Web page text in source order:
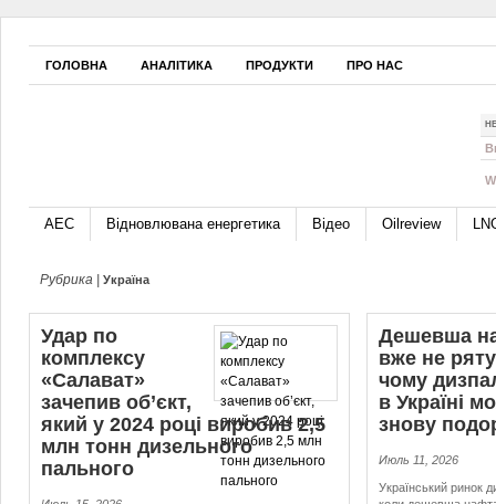
ГОЛОВНА АНАЛІТИКА ПРОДУКТИ ПРО НАС
АЕС Відновлювана енергетика Відео Oilreview
Рубрика | Україна
Удар по
комплексу
«Салават»
зачепив об’єкт,
який у 2024 році виробив 2,5
млн тонн дизельного
пального
Дешевша
вже не
чому
в Україні
знову
Июль 11, 2026
Український ринок